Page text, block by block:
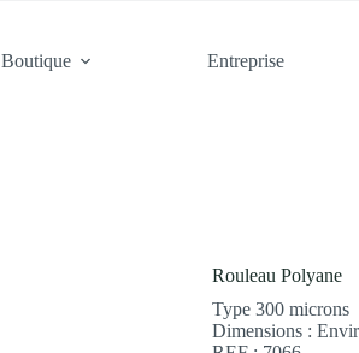
Boutique Entreprise
Rouleau Polyane
Type 300 microns
Dimensions :